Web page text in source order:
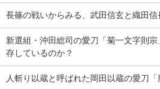
長篠の戦いからみる、武田信玄と織田信
新選組・沖田総司の愛刀「菊一文字則
存しているのか？
人斬り以蔵と呼ばれた岡田以蔵の愛刀「